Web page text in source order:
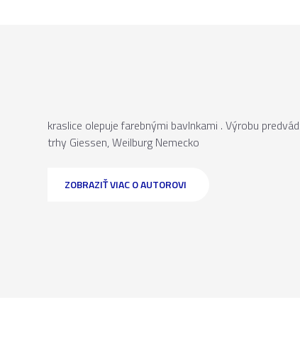
kraslice olepuje farebnými bavlnkami . Výrobu
trhy Giessen, Weilburg Nemecko
ZOBRAZIŤ VIAC O AUTOROVI